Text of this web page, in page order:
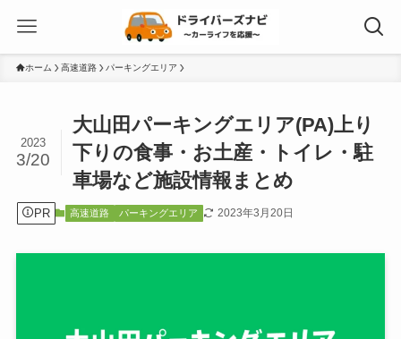
ホーム 高速道路 パーキングエリア
大山田パーキングエリア(PA)上り
下りの食事・お土産・トイレ・駐
車場など施設情報まとめ
2023
3/20
PR 高速道路 パーキングエリア 2023年3月20日